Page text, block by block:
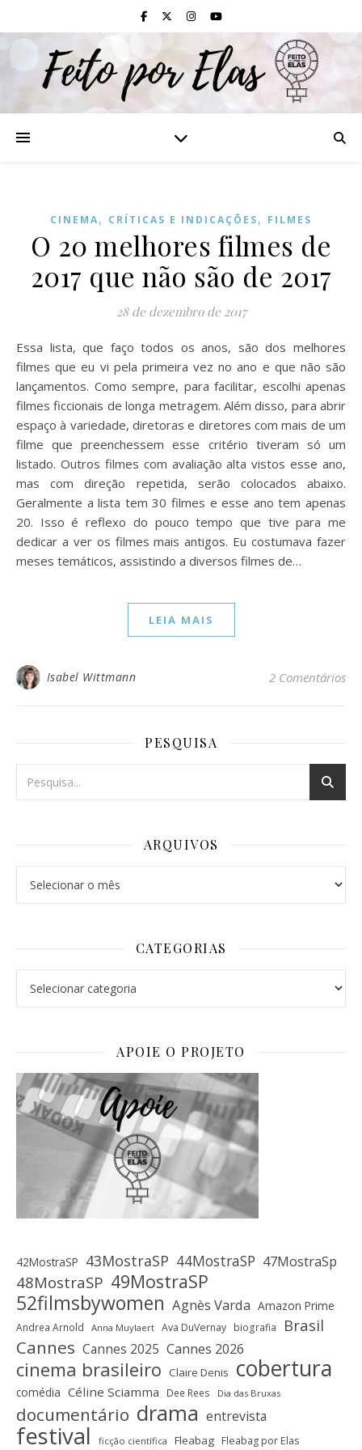
CINEMA, CRÍTICAS E INDICAÇÕES, FILMES
O 20 melhores filmes de
2017 que não são de 2017
28 de dezembro de 2017
Essa lista, que faço todos os anos, são dos melhores
filmes que eu vi pela primeira vez no ano e que não são
lançamentos. Como sempre, para facilitar, escolhi apenas
filmes ficcionais de longa metragem. Além disso, para abrir
espaço à variedade, diretoras e diretores com mais de um
filme que preenchessem esse critério tiveram só um
listado. Outros filmes com avaliação alta vistos esse ano,
mas com direção repetida, serão colocados abaixo.
Geralmente a lista tem 30 filmes e esse ano tem apenas
20. Isso é reflexo do pouco tempo que tive para me
dedicar a ver os filmes mais antigos. Eu costumava fazer
meses temáticos, assistindo a diversos filmes de…
LEIA MAIS
Isabel Wittmann 2 Comentários
PESQUISA
ARQUIVOS
CATEGORIAS
APOIE O PROJETO
42MostraSP 43MostraSP 44MostraSP 47MostraSp
48MostraSP 49MostraSP
52filmsbywomen Agnès Varda Amazon Prime
Andrea Arnold Anna Muylaert Ava DuVernay biografia Brasil
Cannes Cannes 2025 Cannes 2026
cinema brasileiro Claire Denis cobertura
comédia Céline Sciamma Dee Rees Dia das Bruxas
documentário drama entrevista
festival ficção científica Fleabag Fleabag por Elas